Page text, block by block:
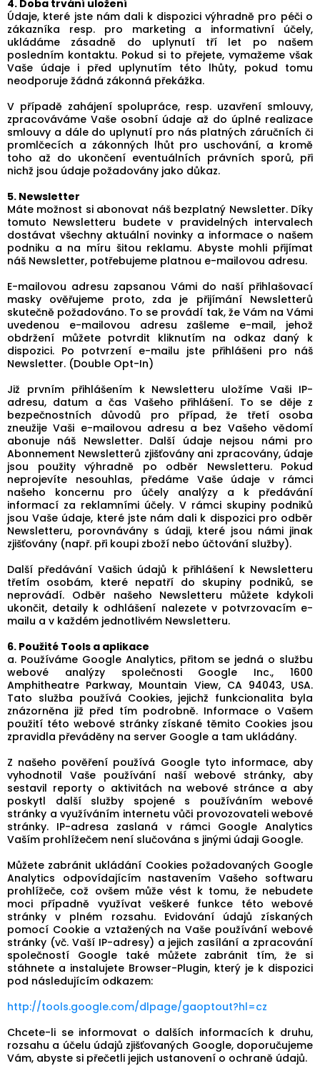
4. Doba trvání uložení
Údaje, které jste nám dali k dispozici výhradně pro péči o
zákazníka resp. pro marketing a informativní účely,
ukládáme zásadně do uplynutí tří let po našem
posledním kontaktu. Pokud si to přejete, vymažeme však
Vaše údaje i před uplynutím této lhůty, pokud tomu
neodporuje žádná zákonná překážka.
V případě zahájení spolupráce, resp. uzavření smlouvy,
zpracováváme Vaše osobní údaje až do úplné realizace
smlouvy a dále do uplynutí pro nás platných záručních či
promlčecích a zákonných lhůt pro uschování, a kromě
toho až do ukončení eventuálních právních sporů, při
nichž jsou údaje požadovány jako důkaz.
5. Newsletter
Máte možnost si abonovat náš bezplatný Newsletter. Díky
tomuto Newsletteru budete v pravidelných intervalech
dostávat všechny aktuální novinky a informace o našem
podniku a na míru šitou reklamu. Abyste mohli přijímat
náš Newsletter, potřebujeme platnou e-mailovou adresu.
E-mailovou adresu zapsanou Vámi do naší přihlašovací
masky ověřujeme proto, zda je přijímání Newsletterů
skutečně požadováno. To se provádí tak, že Vám na Vámi
uvedenou e-mailovou adresu zašleme e-mail, jehož
obdržení můžete potvrdit kliknutím na odkaz daný k
dispozici. Po potvrzení e-mailu jste přihlášeni pro náš
Newsletter. (Double Opt-In)
Již prvním přihlášením k Newsletteru uložíme Vaši IP-
adresu, datum a čas Vašeho přihlášení. To se děje z
bezpečnostních důvodů pro případ, že třetí osoba
zneužije Vaši e-mailovou adresu a bez Vašeho vědomí
abonuje náš Newsletter. Další údaje nejsou námi pro
Abonnement Newsletterů zjišťovány ani zpracovány, údaje
jsou použity výhradně po odběr Newsletteru. Pokud
neprojevíte nesouhlas, předáme Vaše údaje v rámci
našeho koncernu pro účely analýzy a k předávání
informací za reklamními účely. V rámci skupiny podniků
jsou Vaše údaje, které jste nám dali k dispozici pro odběr
Newsletteru, porovnávány s údaji, které jsou námi jinak
zjišťovány (např. při koupi zboží nebo účtování služby).
Další předávání Vašich údajů k přihlášení k Newsletteru
třetím osobám, které nepatří do skupiny podniků, se
neprovádí. Odběr našeho Newsletteru můžete kdykoli
ukončit, detaily k odhlášení nalezete v potvrzovacím e-
mailu a v každém jednotlivém Newsletteru.
6. Použité Tools a aplikace
a. Používáme Google Analytics, přitom se jedná o službu
webové analýzy společnosti Google Inc., 1600
Amphitheatre Parkway, Mountain View, CA 94043, USA.
Tato služba používá Cookies, jejichž funkcionalita byla
znázorněna již před tím podrobně. Informace o Vašem
použití této webové stránky získané těmito Cookies jsou
zpravidla převáděny na server Google a tam ukládány.
Z našeho pověření používá Google tyto informace, aby
vyhodnotil Vaše používání naší webové stránky, aby
sestavil reporty o aktivitách na webové stránce a aby
poskytl další služby spojené s používáním webové
stránky a využíváním internetu vůči provozovateli webové
stránky. IP-adresa zaslaná v rámci Google Analytics
Vaším prohlížečem není slučována s jinými údaji Google.
Můžete zabránit ukládání Cookies požadovaných Google
Analytics odpovídajícím nastavením Vašeho softwaru
prohlížeče, což ovšem může vést k tomu, že nebudete
moci případně využívat veškeré funkce této webové
stránky v plném rozsahu. Evidování údajů získaných
pomocí Cookie a vztažených na Vaše používání webové
stránky (vč. Vaší IP-adresy) a jejich zasílání a zpracování
společností Google také můžete zabránit tím, že si
stáhnete a instalujete Browser-Plugin, který je k dispozici
pod následujícím odkazem:
http://tools.google.com/dlpage/gaoptout?hl=cz
Chcete-li se informovat o dalších informacích k druhu,
rozsahu a účelu údajů zjišťovaných Google, doporučujeme
Vám, abyste si přečetli jejich ustanovení o ochraně údajů.